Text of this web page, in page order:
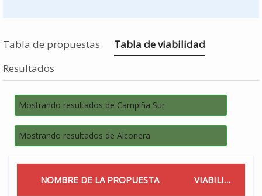
Tabla de propuestas Estás en
Tabla de viabilidad
Resultados
Mostrando resultados de Campiña Sur
Mostrando resultados de Alconera
NOMBRE DE LA PROPUESTA VIABILIDAD